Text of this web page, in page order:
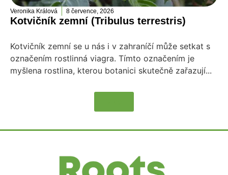
Veronika Králová 8 července, 2026
Kotvičník zemní (Tribulus terrestris)
Kotvičník zemní se u nás i v zahraníčí může setkat s
označením rostlinná viagra. Tímto označením je
myšlena rostlina, kterou botanici skutečně zařazují...